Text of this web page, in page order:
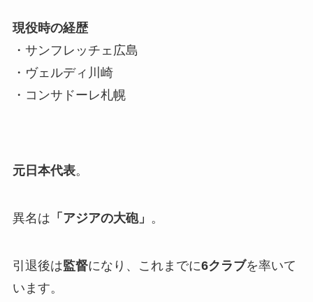
現役時の経歴
・サンフレッチェ広島
・ヴェルディ川崎
・コンサドーレ札幌
元日本代表。
異名は 「アジアの大砲」 。
引退後は監督になり、これまでに6クラブを率いて
います。